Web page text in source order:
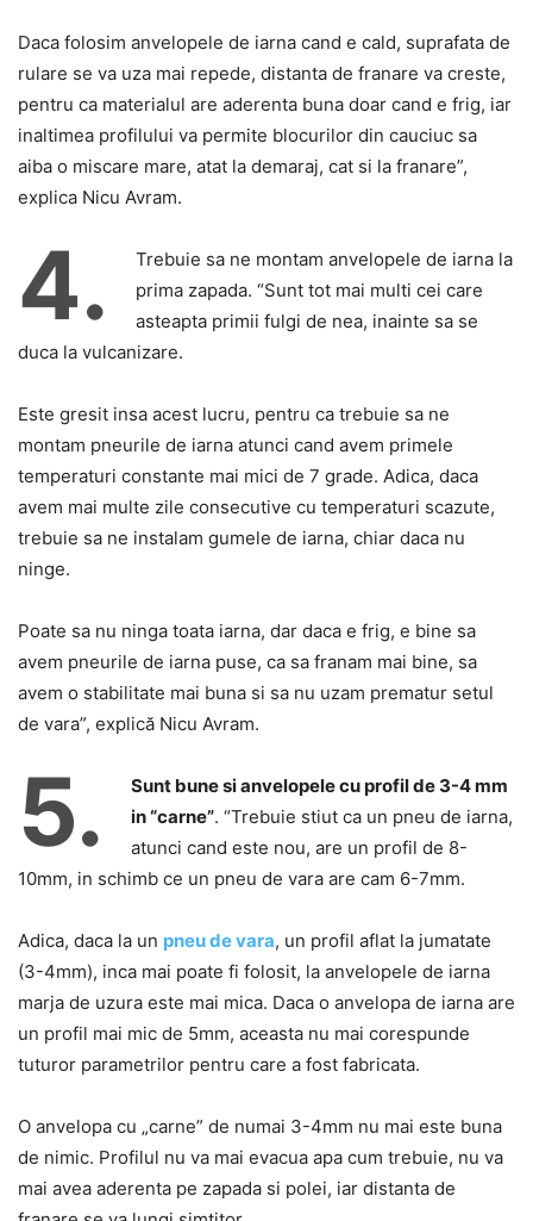
Daca folosim anvelopele de iarna cand e cald, suprafata de
rulare se va uza mai repede, distanta de franare va creste,
pentru ca materialul are aderenta buna doar cand e frig, iar
inaltimea profilului va permite blocurilor din cauciuc sa
aiba o miscare mare, atat la demaraj, cat si la franare”,
explica Nicu Avram.
4.
Trebuie sa ne montam anvelopele de iarna la
prima zapada. “Sunt tot mai multi cei care
asteapta primii fulgi de nea, inainte sa se
duca la vulcanizare.
Este gresit insa acest lucru, pentru ca trebuie sa ne
montam pneurile de iarna atunci cand avem primele
temperaturi constante mai mici de 7 grade. Adica, daca
avem mai multe zile consecutive cu temperaturi scazute,
trebuie sa ne instalam gumele de iarna, chiar daca nu
ninge.
Poate sa nu ninga toata iarna, dar daca e frig, e bine sa
avem pneurile de iarna puse, ca sa franam mai bine, sa
avem o stabilitate mai buna si sa nu uzam prematur setul
de vara”, explică Nicu Avram.
5.
Sunt bune si anvelopele cu profil de 3-4 mm
in “carne”. “Trebuie stiut ca un pneu de iarna,
atunci cand este nou, are un profil de 8-
10mm, in schimb ce un pneu de vara are cam 6-7mm.
Adica, daca la un pneu de vara, un profil aflat la jumatate
(3-4mm), inca mai poate fi folosit, la anvelopele de iarna
marja de uzura este mai mica. Daca o anvelopa de iarna are
un profil mai mic de 5mm, aceasta nu mai corespunde
tuturor parametrilor pentru care a fost fabricata.
O anvelopa cu „carne” de numai 3-4mm nu mai este buna
de nimic. Profilul nu va mai evacua apa cum trebuie, nu va
mai avea aderenta pe zapada si polei, iar distanta de